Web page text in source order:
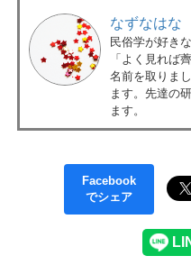
なずなはな
民俗学が好き
「よく見れば
名前を取りま
ます。先達の
ます。
Facebook
でシェア